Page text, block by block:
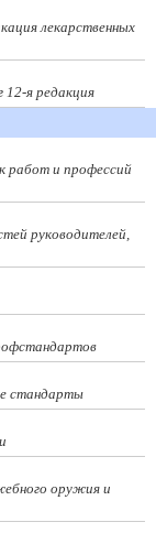
лекарственных
12-я редакция
работ и профессий
руководителей,
стандарты
оружия и